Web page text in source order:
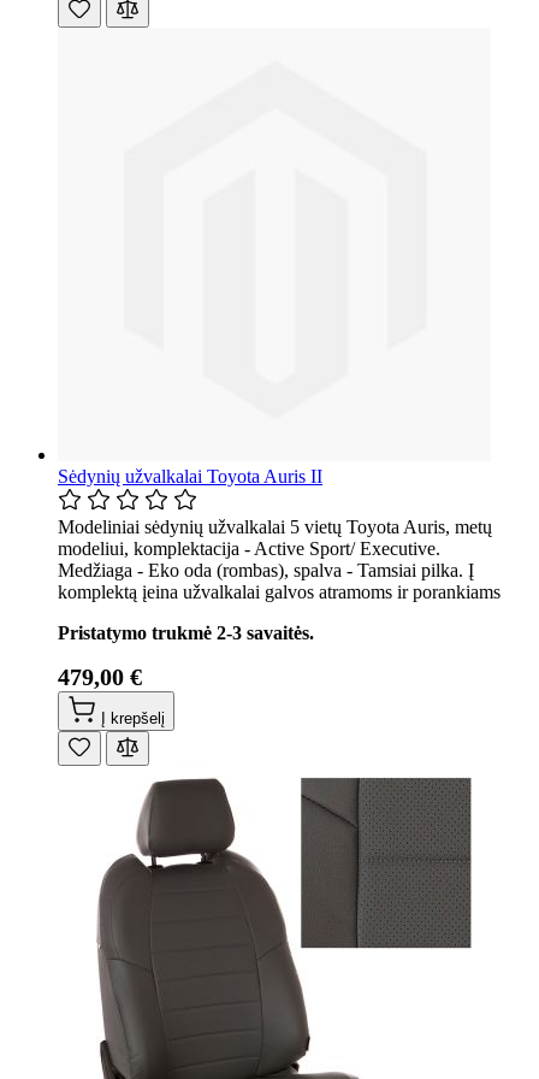
Sėdynių užvalkalai Toyota Auris II
Modeliniai sėdynių užvalkalai 5 vietų Toyota Auris, metų
modeliui, komplektacija - Active Sport/ Executive.
Medžiaga - Eko oda (rombas), spalva - Tamsiai pilka. Į
komplektą įeina užvalkalai galvos atramoms ir porankiams
Pristatymo trukmė 2-3 savaitės.
479,00 €
Į krepšelį